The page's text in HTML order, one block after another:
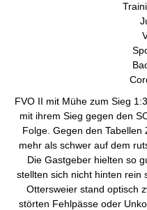
FVO II mit Mühe zum Sieg
mit ihrem Sieg gegen den
Folge. Gegen den
mehr als schwer auf dem
Die Gastgeber hielten so
stellten sich nicht hinten rein
Ottersweier stand optisch
störten Fehlpässe oder